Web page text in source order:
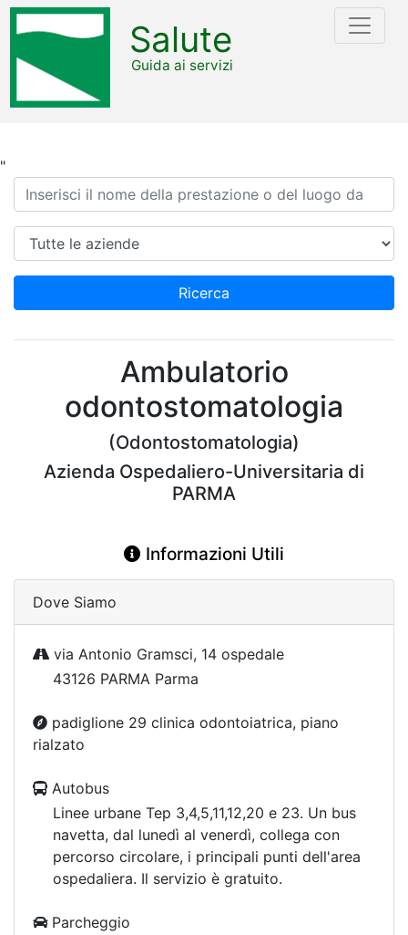
"
Salute
Guida ai servizi
Ricerca
Azienda
Ricerca
Ambulatorio
odontostomatologia
(Odontostomatologia)
Azienda Ospedaliero-Universitaria di
PARMA
Informazioni Utili
Dove Siamo
via Antonio Gramsci, 14 ospedale
43126 PARMA Parma
padiglione 29 clinica odontoiatrica, piano
rialzato
Autobus
Linee urbane Tep 3,4,5,11,12,20 e 23. Un bus
navetta, dal lunedì al venerdì, collega con
percorso circolare, i principali punti dell'area
ospedaliera. Il servizio è gratuito.
Parcheggio